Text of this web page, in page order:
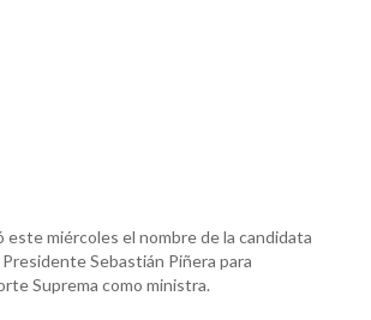
este miércoles el nombre de la candidata
Sebastián Piñera para
Suprema como ministra.